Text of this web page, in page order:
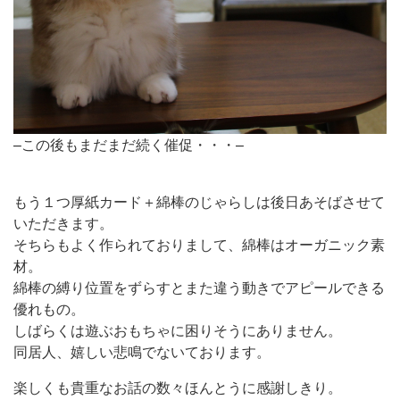
–この後もまだまだ続く催促・・・–
もう１つ厚紙カード＋綿棒のじゃらしは後日あそばさせて
いただきます。
そちらもよく作られておりまして、綿棒はオーガニック素
材。
綿棒の縛り位置をずらすとまた違う動きでアピールできる
優れもの。
しばらくは遊ぶおもちゃに困りそうにありません。
同居人、嬉しい悲鳴でないております。
楽しくも貴重なお話の数々ほんとうに感謝しきり。